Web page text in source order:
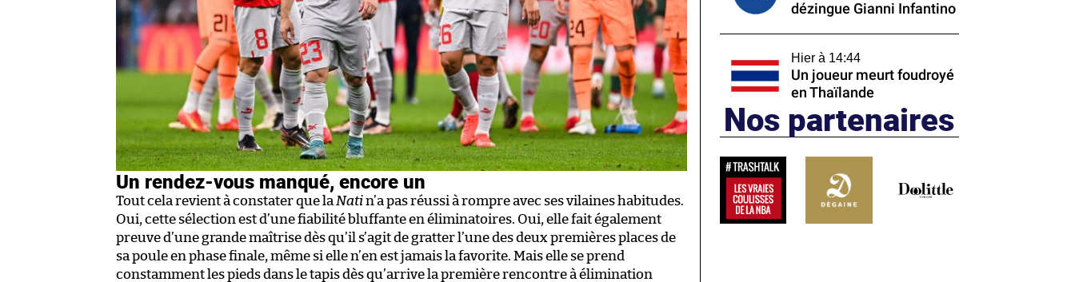
Un rendez-vous manqué, encore un
Tout cela revient à constater que la Natin’a pas réussi à rompre avec ses vilaines habitudes.
Oui, cette sélection est d’une fiabilité bluffante en éliminatoires. Oui, elle fait également
preuve d’une grande maîtrise dès qu’il s’agit de gratter l’une des deux premières places de
sa poule en phase finale, même si elle n’en est jamais la favorite. Mais elle se prend
constamment les pieds dans le tapis dès qu’arrive la première rencontre à élimination
dézingue Gianni Infantino
Hier à 14:44
Un joueur meurt foudroyé
en Thaïlande
Nos partenaires